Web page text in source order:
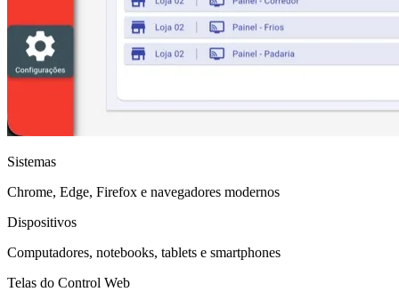
Sistemas
Chrome, Edge, Firefox e navegadores modernos
Dispositivos
Computadores, notebooks, tablets e smartphones
Telas do Control Web